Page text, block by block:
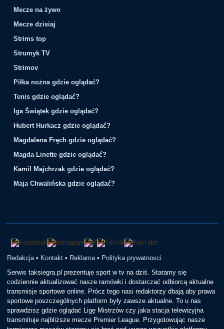
Mecze na żywo
Mecze dzisiaj
Strims top
Strumyk TV
Strimov
Piłka nożna gdzie oglądać?
Tenis gdzie oglądać?
Iga Świątek gdzie oglądać?
Hubert Hurkacz gdzie oglądać?
Magdalena Fręch gdzie oglądać?
Magda Linette gdzie oglądać?
Kamil Majchrzak gdzie oglądać?
Maja Chwalińska gdzie oglądać?
Redakcja • Kontakt • Reklama • Polityka prywatnosci
Serwis taksiegra.pl prezentuje sport w tv na dziś. Staramy się
codziennie aktualizować nasze ramówki i dostarczać odbiorcą aktualne
transmisje sportowe online. Prócz tego nasi redaktorzy dbają aby prawa
sportowe poszczególnych platform były zawsze aktualne. To u nas
sprawdzisz gdzie oglądać Ligę Mistrzów czy jaka stacja telewizyjna
transmituje najbliższe mecze Premier League. Przygotowując nasze